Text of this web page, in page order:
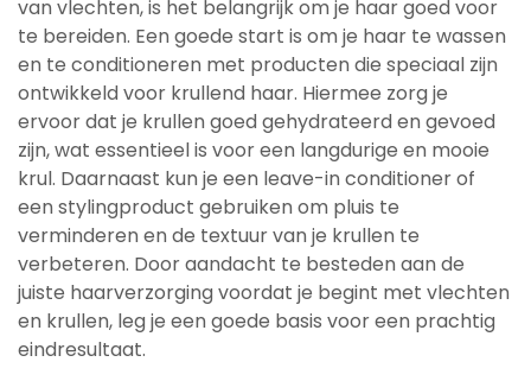
van vlechten, is het belangrijk om je haar goed voor
te bereiden. Een goede start is om je haar te wassen
en te conditioneren met producten die speciaal zijn
ontwikkeld voor krullend haar. Hiermee zorg je
ervoor dat je krullen goed gehydrateerd en gevoed
zijn, wat essentieel is voor een langdurige en mooie
krul. Daarnaast kun je een leave-in conditioner of
een stylingproduct gebruiken om pluis te
verminderen en de textuur van je krullen te
verbeteren. Door aandacht te besteden aan de
juiste haarverzorging voordat je begint met vlechten
en krullen, leg je een goede basis voor een prachtig
eindresultaat.